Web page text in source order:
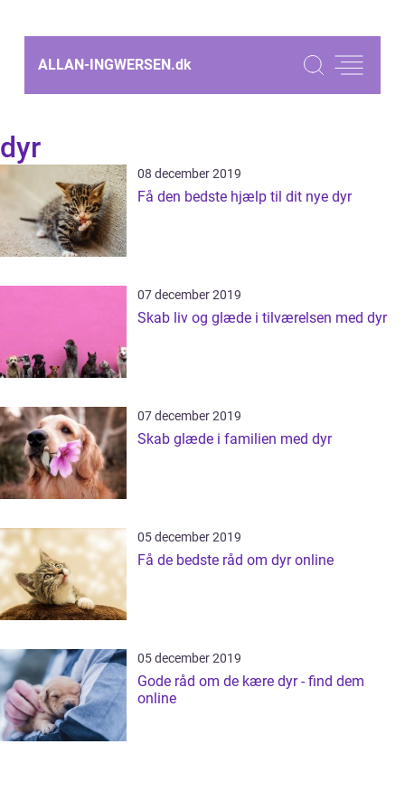
ALLAN-INGWERSEN.dk
dyr
08 december 2019
Få den bedste hjælp til dit nye dyr
07 december 2019
Skab liv og glæde i tilværelsen med dyr
07 december 2019
Skab glæde i familien med dyr
05 december 2019
Få de bedste råd om dyr online
05 december 2019
Gode råd om de kære dyr - find dem
online